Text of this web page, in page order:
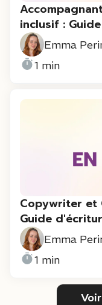
inclusif :
Emma
1 min
Copywriter et
Guide
Emma
1 min